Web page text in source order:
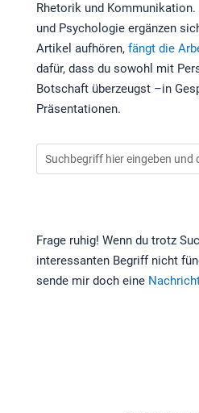
Rhetorik und
und Psychologie ergänzen
Artikel aufhören, fängt die
dafür, dass du sowohl mit
Botschaft überzeugst –in
Präsentationen.
Frage ruhig! Wenn du trotz
interessanten Begriff nicht
sende mir doch eine